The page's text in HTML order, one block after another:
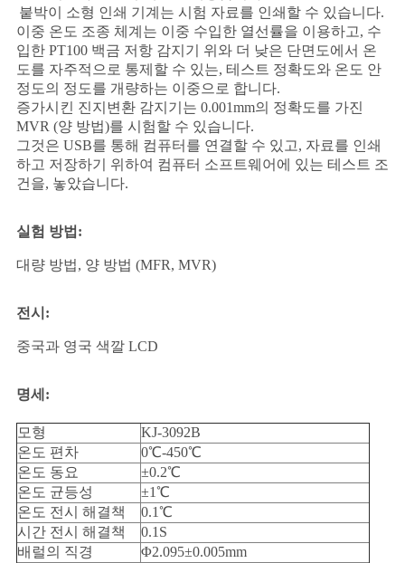
붙박이 소형 인쇄 기계는 시험 자료를 인쇄할 수 있습니다.
이중 온도 조종 체계는 이중 수입한 열선률을 이용하고, 수
입한 PT100 백금 저항 감지기 위와 더 낮은 단면도에서 온
도를 자주적으로 통제할 수 있는, 테스트 정확도와 온도 안
정도의 정도를 개량하는 이중으로 합니다.
증가시킨 진지변환 감지기는 0.001mm의 정확도를 가진
MVR (양 방법)를 시험할 수 있습니다.
그것은 USB를 통해 컴퓨터를 연결할 수 있고, 자료를 인쇄
하고 저장하기 위하여 컴퓨터 소프트웨어에 있는 테스트 조
건을, 놓았습니다.
실험 방법:
대량 방법, 양 방법 (MFR, MVR)
전시:
중국과 영국 색깔 LCD
명세:
모형
KJ-3092B
온도 편차
0℃-450℃
온도 동요
±0.2℃
온도 균등성
±1℃
온도 전시 해결책
0.1℃
시간 전시 해결책
0.1S
배럴의 직경
Φ2.095±0.005mm